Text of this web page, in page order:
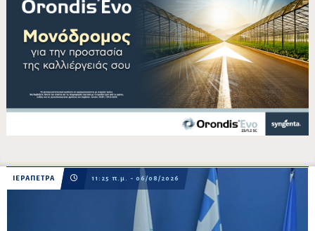
ΙΕΡΑΠΕΤΡΑ 11:25 π.μ. - 06/08/2026